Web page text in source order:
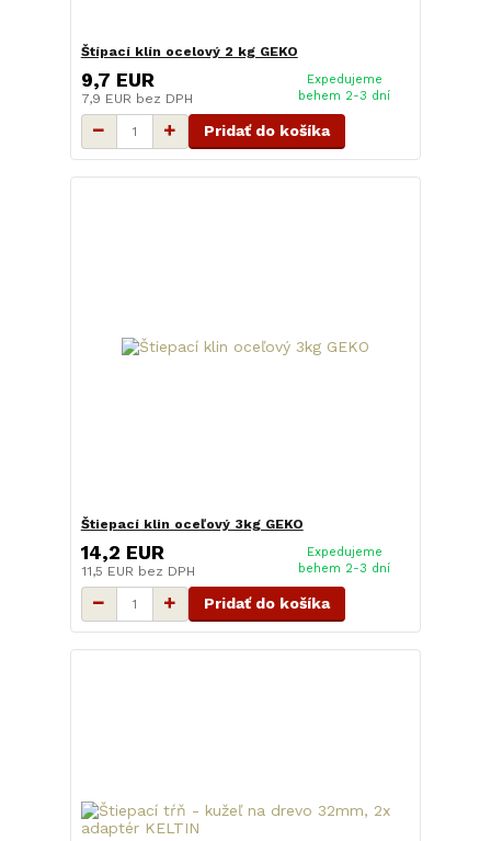
Štípací klín ocelový 2 kg GEKO
9,7 EUR
7,9 EUR bez DPH
Expedujeme
behem 2-3 dní
Pridať do košíka
Štiepací klin oceľový 3kg GEKO
14,2 EUR
11,5 EUR bez DPH
Expedujeme
behem 2-3 dní
Pridať do košíka